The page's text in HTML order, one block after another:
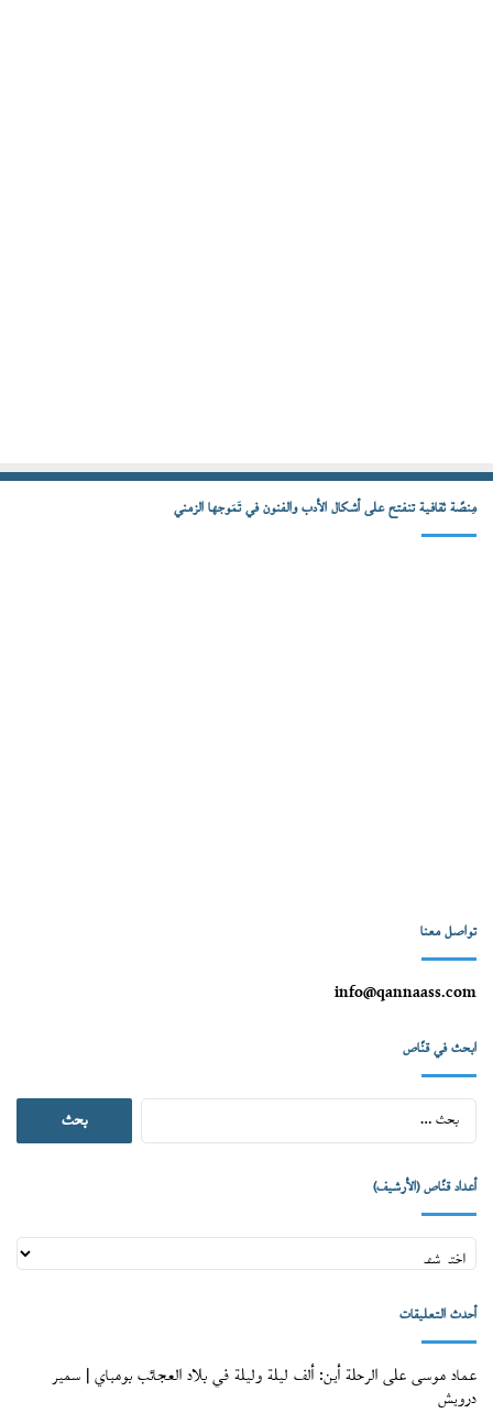
مِنصّة ثقافية تنفتح على أشكال الأدب والفنون في تَمَوجها الزمني
تواصل معنا
info@qannaass.com
ابحث في قنّاص
البحث
أعداد قنّاص (الأرشيف)
أعداد
قنّاص
أحدث التعليقات
عماد موسىعلىالرحلة أين: ألف ليلة وليلة في بلاد العجائب بومباي | سمير
درويش